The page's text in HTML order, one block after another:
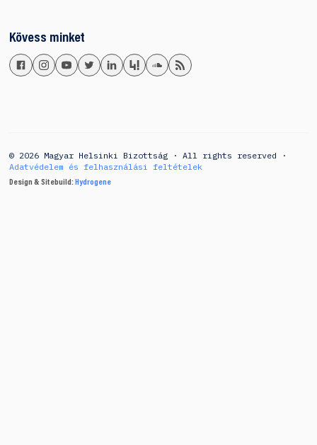
Kövess minket
© 2026 Magyar Helsinki Bizottság · All rights reserved ·
Adatvédelem és felhasználási feltételek
Design & Sitebuild: Hydrogene